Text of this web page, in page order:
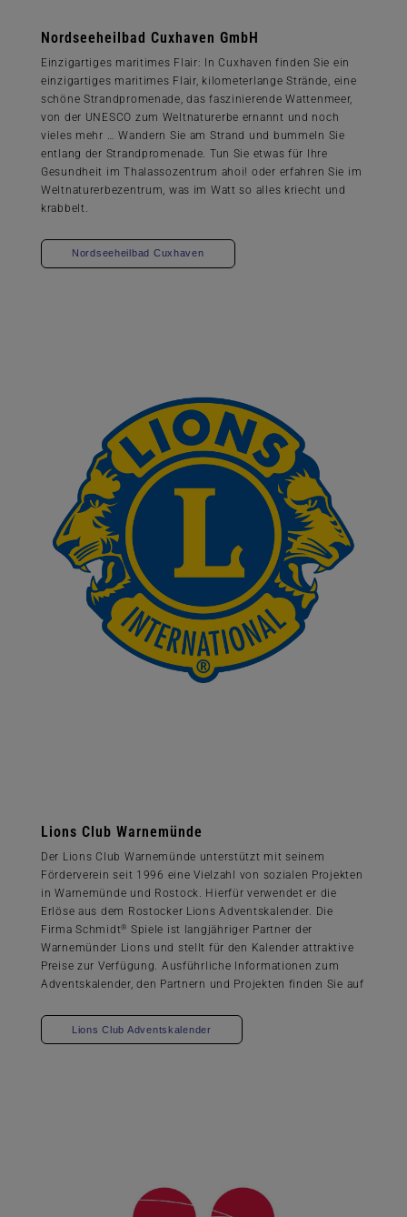
Nordseeheilbad Cuxhaven GmbH
Einzigartiges maritimes Flair: In Cuxhaven finden Sie ein
einzigartiges maritimes Flair, kilometerlange Strände, eine
schöne Strandpromenade, das faszinierende Wattenmeer,
von der UNESCO zum Weltnaturerbe ernannt und noch
vieles mehr … Wandern Sie am Strand und bummeln Sie
entlang der Strandpromenade. Tun Sie etwas für Ihre
Gesundheit im Thalassozentrum ahoi! oder erfahren Sie im
Weltnaturerbezentrum, was im Watt so alles kriecht und
krabbelt.
Nordseeheilbad Cuxhaven
Lions Club Warnemünde
Der Lions Club Warnemünde unterstützt mit seinem
Förderverein seit 1996 eine Vielzahl von sozialen Projekten
in Warnemünde und Rostock. Hierfür verwendet er die
Erlöse aus dem Rostocker Lions Adventskalender. Die
Firma Schmidt® Spiele ist langjähriger Partner der
Warnemünder Lions und stellt für den Kalender attraktive
Preise zur Verfügung. Ausführliche Informationen zum
Adventskalender, den Partnern und Projekten finden Sie auf
Lions Club Adventskalender